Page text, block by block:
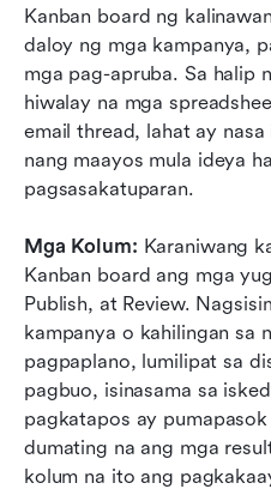
Kanban board ng
daloy ng mga kampanya,
mga pag-apruba. Sa halip
hiwalay na mga
email thread, lahat ay
nang maayos mula ideya
pagsasakatuparan.
Mga Kolum: Karaniwang
Kanban board ang mga
Publish, at Review.
kampanya o kahilingan sa
pagpaplano, lumilipat sa
pagbuo, isinasama sa
pagkatapos ay
dumating na ang mga
kolum na ito ang